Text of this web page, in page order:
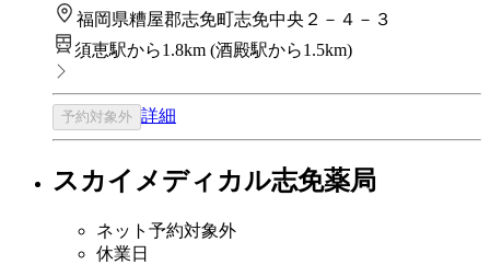
福岡県糟屋郡志免町志免中央２－４－３
須恵駅から1.8km (酒殿駅から1.5km)
予約対象外 詳細
スカイメディカル志免薬局
ネット予約対象外
休業日